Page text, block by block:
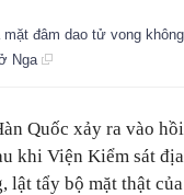
đâm dao tử vong
Nga
Quốc xảy ra vào
khi Viện Kiểm sát
tẩy bộ mặt thật